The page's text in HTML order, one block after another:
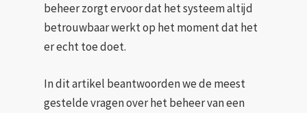
beheer zorgt ervoor dat het systeem altijd
betrouwbaar werkt op het moment dat het
er echt toe doet.
In dit artikel beantwoorden we de meest
gestelde vragen over het beheer van een